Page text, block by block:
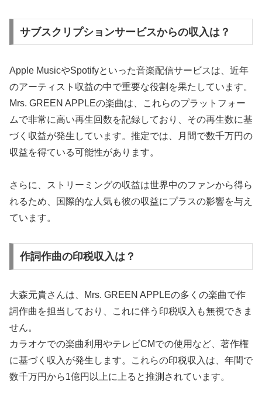
サブスクリプションサービスからの収入は？
Apple MusicやSpotifyといった音楽配信サービスは、近年
のアーティスト収益の中で重要な役割を果たしています。
Mrs. GREEN APPLEの楽曲は、これらのプラットフォー
ムで非常に高い再生回数を記録しており、その再生数に基
づく収益が発生しています。推定では、月間で数千万円の
収益を得ている可能性があります。
さらに、ストリーミングの収益は世界中のファンから得ら
れるため、国際的な人気も彼の収益にプラスの影響を与え
ています。
作詞作曲の印税収入は？
大森元貴さんは、Mrs. GREEN APPLEの多くの楽曲で作
詞作曲を担当しており、これに伴う印税収入も無視できま
せん。
カラオケでの楽曲利用やテレビCMでの使用など、著作権
に基づく収入が発生します。これらの印税収入は、年間で
数千万円から1億円以上に上ると推測されています。